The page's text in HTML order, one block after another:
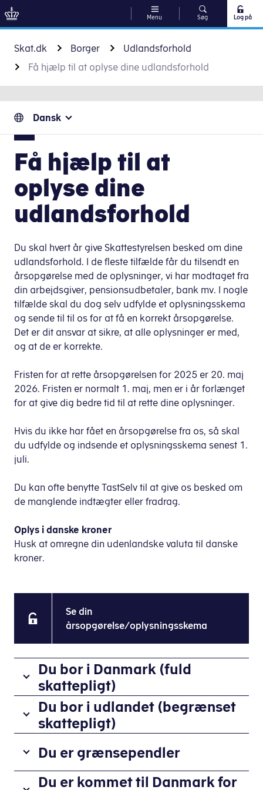
Gå til indhold
Menu Søg Log på
Skat.dk Borger
Udlandsforhold
Få hjælp til at oplyse dine udlandsforhold
Dansk
Få hjælp til at
oplyse dine
udlandsforhold
Du skal hvert år give Skattestyrelsen besked om dine
udlandsforhold. I de fleste tilfælde får du tilsendt en
årsopgørelse med de oplysninger, vi har modtaget fra
din arbejdsgiver, pensionsudbetaler, bank mv. I nogle
tilfælde skal du dog selv udfylde et oplysningsskema
og sende til til os for at få en korrekt årsopgørelse.
Det er dit ansvar at sikre, at alle oplysninger er med,
og at de er korrekte.
Fristen for at rette årsopgørelsen for 2025 er 20. maj
2026. Fristen er normalt 1. maj, men er i år forlænget
for at give dig bedre tid til at rette dine oplysninger.
Hvis du ikke har fået en årsopgørelse fra os, så skal
du udfylde og indsende et oplysningsskema senest 1.
juli.
Du kan ofte benytte TastSelv til at give os besked om
de manglende indtægter eller fradrag.
Oplys i danske kroner
Husk at omregne din udenlandske valuta til danske
kroner.
Se din
årsopgørelse/oplysningsskema
Du bor i Danmark (fuld
skattepligt)
er
fuldt
Danmark,
når
Du bor i udlandet (begrænset
skattepligt)
er
begrænset
skattepligtig
Du er grænsependler
HvisDu er kommet til Danmark for